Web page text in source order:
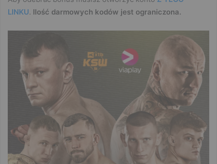
LINKU. Ilość darmowych kodów jest ograniczona.